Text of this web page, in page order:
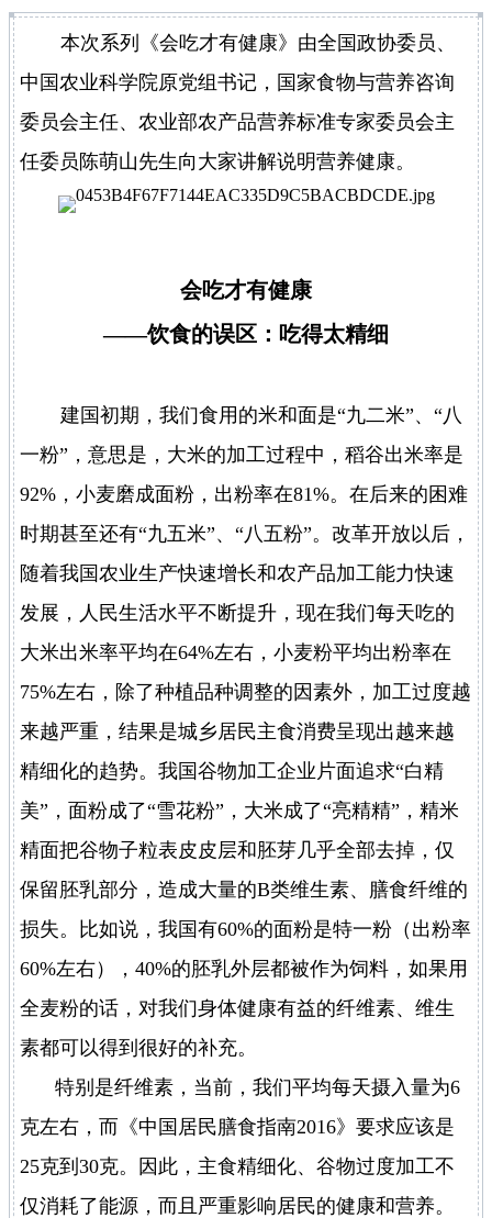
本次系列《会吃才有健康》由全国政协委员、
中国农业科学院原党组书记，国家食物与营养咨询
委员会主任、农业部农产品营养标准专家委员会主
任委员陈萌山先生向大家讲解说明营养健康。
会吃才有健康
——饮食的误区：吃得太精细
建国初期，我们食用的米和面是“九二米”、“八
一粉”，意思是，大米的加工过程中，稻谷出米率是
92%，小麦磨成面粉，出粉率在81%。在后来的困难
时期甚至还有“九五米”、“八五粉”。改革开放以后，
随着我国农业生产快速增长和农产品加工能力快速
发展，人民生活水平不断提升，现在我们每天吃的
大米出米率平均在64%左右，小麦粉平均出粉率在
75%左右，除了种植品种调整的因素外，加工过度越
来越严重，结果是城乡居民主食消费呈现出越来越
精细化的趋势。我国谷物加工企业片面追求“白精
美”，面粉成了“雪花粉”，大米成了“亮精精”，精米
精面把谷物子粒表皮皮层和胚芽几乎全部去掉，仅
保留胚乳部分，造成大量的B类维生素、膳食纤维的
损失。比如说，我国有60%的面粉是特一粉（出粉率
60%左右），40%的胚乳外层都被作为饲料，如果用
全麦粉的话，对我们身体健康有益的纤维素、维生
素都可以得到很好的补充。
特别是纤维素，当前，我们平均每天摄入量为6
克左右，而《中国居民膳食指南2016》要求应该是
25克到30克。因此，主食精细化、谷物过度加工不
仅消耗了能源，而且严重影响居民的健康和营养。